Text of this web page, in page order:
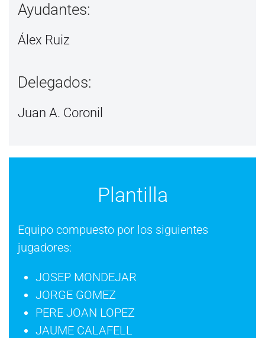
Ayudantes:
Álex Ruiz
Delegados:
Juan A. Coronil
Plantilla
Equipo compuesto por los siguientes
jugadores:
JOSEP MONDEJAR
JORGE GOMEZ
PERE JOAN LOPEZ
JAUME CALAFELL